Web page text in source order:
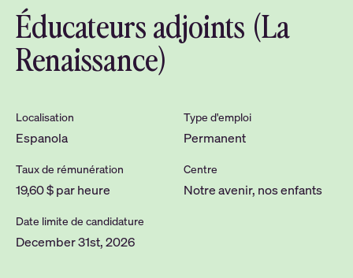
Éducateurs adjoints (La
Renaissance)
Localisation
Espanola
Type d'emploi
Permanent
Taux de rémunération
19,60 $ par heure
Centre
Notre avenir, nos enfants
Date limite de candidature
December 31st, 2026